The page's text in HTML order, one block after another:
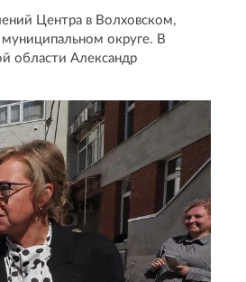
Центра в Волховском,
округе. В
области Александр